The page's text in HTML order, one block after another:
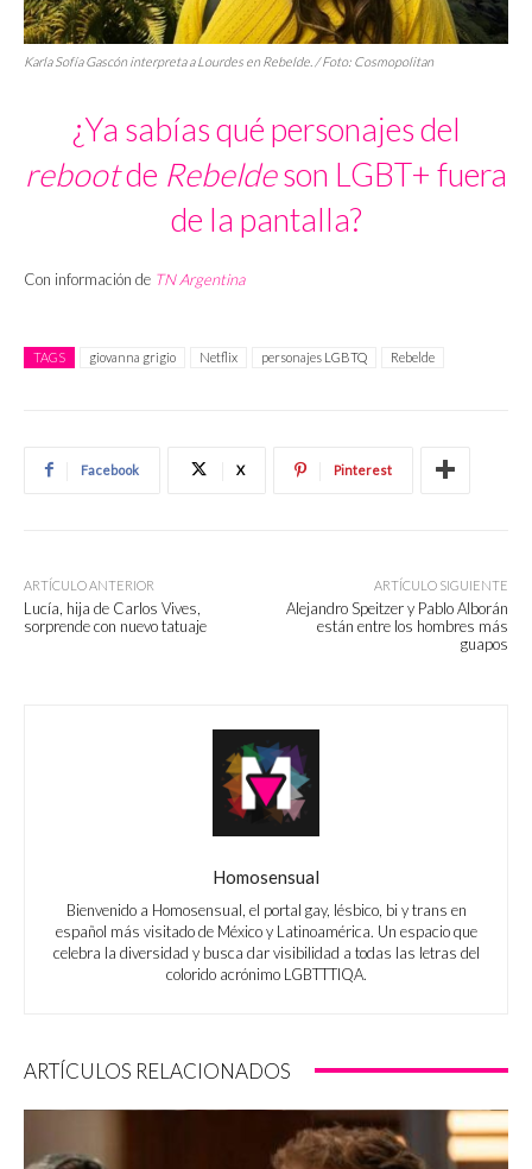
Karla Sofía Gascón interpreta a Lourdes en Rebelde. / Foto: Cosmopolitan
¿Ya sabías qué personajes del
rebootde Rebeldeson LGBT+ fuera
de la pantalla?
Con información de TN Argentina
TAGS giovanna grigio Netflix personajes LGBTQ Rebelde
Facebook X Pinterest
ARTÍCULO ANTERIOR
Lucía, hija de Carlos Vives,
sorprende con nuevo tatuaje
ARTÍCULO SIGUIENTE
Alejandro Speitzer y Pablo Alborán
están entre los hombres más
guapos
Homosensual
Bienvenido a Homosensual, el portal gay, lésbico, bi y trans en
español más visitado de México y Latinoamérica. Un espacio que
celebra la diversidad y busca dar visibilidad a todas las letras del
colorido acrónimo LGBTTTIQA.
ARTÍCULOS RELACIONADOS